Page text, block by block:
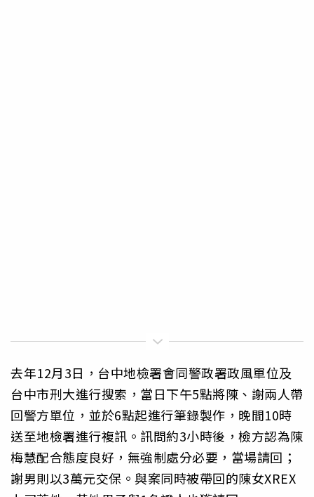
去年12月3日，台中地檢署會同警政署政風單位及
台中市刑大進行搜索，當日下午5點將陳、謝兩人帶
回警方單位，並於6點起進行筆錄製作，晚間10時
送至地檢署進行複訊。訊問約3小時後，檢方認為陳
梅慧配合態度良好，無強制處分必要，當場請回；
謝男則以3萬元交保。與案同時被帶回的陳女XREX